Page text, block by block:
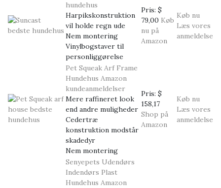
hundehus
Harpikskonstruktion
vil holde regn ude
Nem montering
Vinylbogstaver til
personliggørelse
Pris: $
79,00 Køb
nu på
Amazon
Køb nu
Læs vores
anmeldelse
Pet Squeak Arf Frame
Hundehus Amazon
kundeanmeldelser
Mere raffineret look
end andre muligheder
Cedertræ
konstruktion modstår
skadedyr
Nem montering
Pris: $
158,17
Shop på
Amazon
Køb nu
Læs vores
anmeldelse
Senyepets Udendørs
Indendørs Plast
Hundehus Amazon